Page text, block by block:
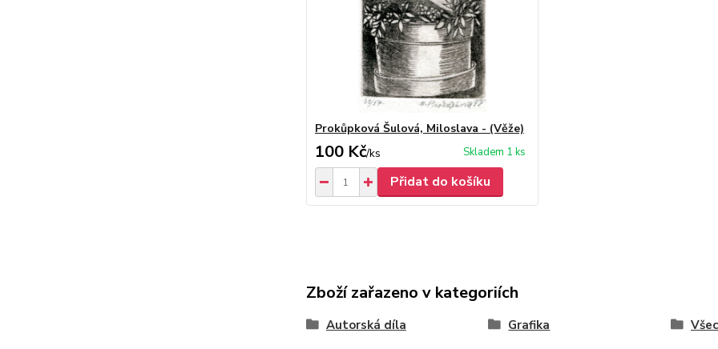
Prokůpková Šulová, Miloslava - (Věže)
100 Kč/ks Skladem 1 ks
Přidat do košíku
Zboží zařazeno v kategoriích
Autorská díla Grafika